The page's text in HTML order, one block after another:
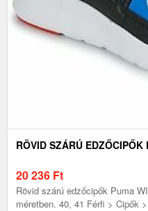
RÖVID SZÁRÚ EDZŐCIPŐK
20 236 Ft
Rövid szárú edzőcipők Puma
méretben. 40, 41 Férfi > Cipők